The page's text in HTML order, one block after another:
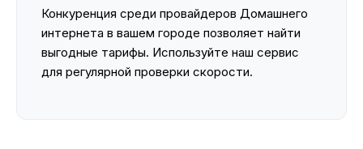
Конкуренция среди провайдеров Домашнего
интернета в вашем городе позволяет найти
выгодные тарифы. Используйте наш сервис
для регулярной проверки скорости.